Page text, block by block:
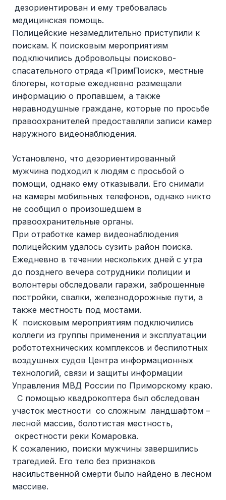
дезориентирован и ему требовалась
медицинская помощь.
Полицейские незамедлительно приступили к
поискам. К поисковым мероприятиям
подключились добровольцы поисково-
спасательного отряда «ПримПоиск», местные
блогеры, которые ежедневно размещали
информацию о пропавшем, а также
неравнодушные граждане, которые по просьбе
правоохранителей предоставляли записи камер
наружного видеонаблюдения.
Установлено, что дезориентированный
мужчина подходил к людям с просьбой о
помощи, однако ему отказывали. Его снимали
на камеры мобильных телефонов, однако никто
не сообщил о произошедшем в
правоохранительные органы.
При отработке камер видеонаблюдения
полицейским удалось сузить район поиска.
Ежедневно в течении нескольких дней с утра
до позднего вечера сотрудники полиции и
волонтеры обследовали гаражи, заброшенные
постройки, свалки, железнодорожные пути, а
также местность под мостами.
К поисковым мероприятиям подключились
коллеги из группы применения и эксплуатации
робототехнических комплексов и беспилотных
воздушных судов Центра информационных
технологий, связи и защиты информации
Управления МВД России по Приморскому краю.
С помощью квадрокоптера был обследован
участок местности со сложным ландшафтом –
лесной массив, болотистая местность,
окрестности реки Комаровка.
К сожалению, поиски мужчины завершились
трагедией. Его тело без признаков
насильственной смерти было найдено в лесном
массиве.